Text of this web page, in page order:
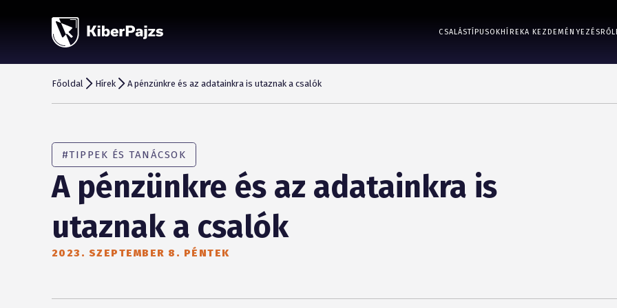
CSALÁSTÍPUSOK HÍREKA KEZDEMÉNYEZÉSRŐL
Főoldal Hírek A pénzünkre és az adatainkra is utaznak a csalók
#TIPPEK ÉS TANÁCSOK
A pénzünkre és az adatainkra is
utaznak a csalók
2023. SZEPTEMBER 8. PÉNTEK